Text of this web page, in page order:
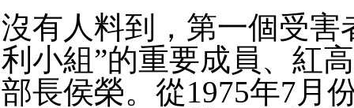
沒有人料到，第一個受害
利小組”的重要成員、紅
部長侯榮。從1975年7月